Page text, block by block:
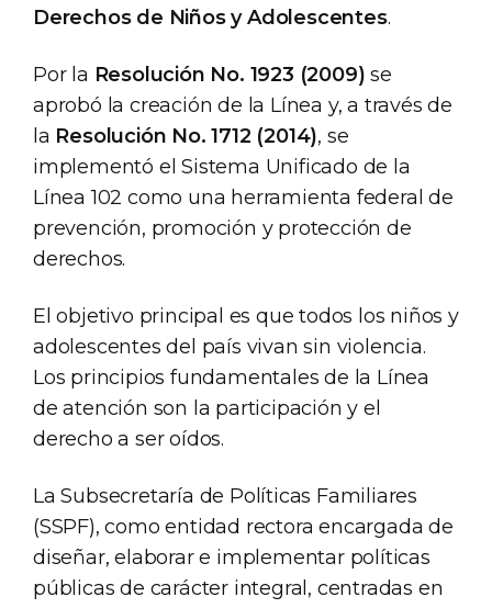
Derechos de Niños y Adolescentes.
Por la Resolución No. 1923 (2009) se
aprobó la creación de la Línea y, a través de
la Resolución No. 1712 (2014), se
implementó el Sistema Unificado de la
Línea 102 como una herramienta federal de
prevención, promoción y protección de
derechos.
El objetivo principal es que todos los niños y
adolescentes del país vivan sin violencia.
Los principios fundamentales de la Línea
de atención son la participación y el
derecho a ser oídos.
La Subsecretaría de Políticas Familiares
(SSPF), como entidad rectora encargada de
diseñar, elaborar e implementar políticas
públicas de carácter integral, centradas en